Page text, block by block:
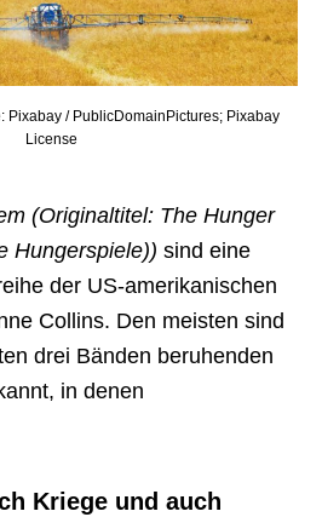
Pixabay / PublicDomainPictures; Pixabay
License
(Originaltitel: The Hunger
Hungerspiele)) sind eine
der US-amerikanischen
Collins. Den meisten sind
drei Bänden beruhenden
in denen
Kriege und auch